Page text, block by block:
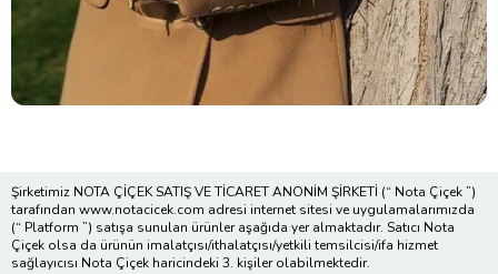
Şirketimiz NOTA ÇİÇEK SATIŞ VE TİCARET ANONİM ŞİRKETİ (“ Nota Çiçek ”)
tarafından www.notacicek.com adresi internet sitesi ve uygulamalarımızda
(“ Platform ”) satışa sunulan ürünler aşağıda yer almaktadır. Satıcı Nota
Çiçek olsa da ürünün imalatçısı/ithalatçısı/yetkili temsilcisi/ifa hizmet
sağlayıcısı Nota Çiçek haricindeki 3. kişiler olabilmektedir.